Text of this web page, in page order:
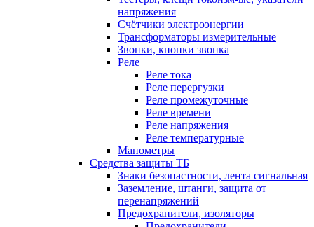
напряжения
Счётчики электроэнергии
Трансформаторы измерительные
Звонки, кнопки звонка
Реле
Реле тока
Реле перергузки
Реле промежуточные
Реле времени
Реле напряжения
Реле температурные
Манометры
Средства защиты ТБ
Знаки безопастности, лента сигнальная
Заземление, штанги, защита от
перенапряжений
Предохранители, изоляторы